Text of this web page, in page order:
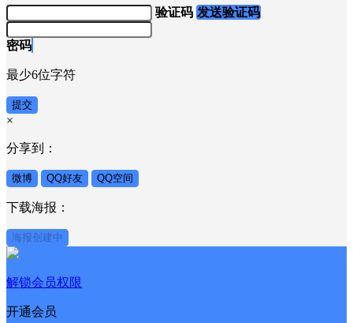
验证码 发送验证码
密码
最少6位字符
提交
×
分享到：
微博 QQ好友 QQ空间
下载海报：
海报创建中
解锁会员权限
开通会员